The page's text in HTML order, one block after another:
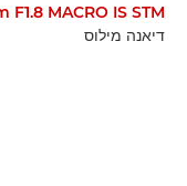
F1.8 MACRO IS STM
דיאנה מילוס